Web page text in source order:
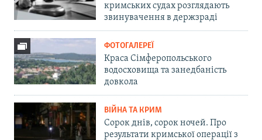
кримських судах розглядають
звинувачення в держзраді
ФОТОГАЛЕРЕЇ
Краса Сімферопольського
водосховища та занедбаність
довкола
ВІЙНА ТА КРИМ
Сорок днів, сорок ночей. Про
результати кримської операції з